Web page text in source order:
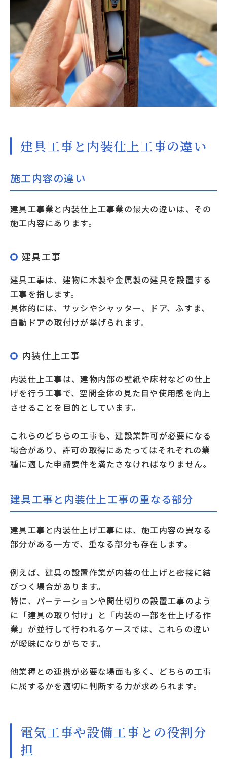
建具工事と内装仕上工事の違い
施工内容の違い
建具工事業と内装仕上工事業の最大の違いは、その
施工内容にあります。
建具工事
建具工事は、建物に木製や金属製の建具を設置する
工事を指します。
具体的には、サッシやシャッター、ドア、ふすま、
自動ドアの取付けが挙げられます。
内装仕上工事
内装仕上工事は、建物内部の壁紙や床材などの仕上
げを行う工事で、空間全体の見た目や使用感を向上
させることを目的としています。
これらのどちらの工事も、建設業許可が必要になる
場合があり、許可の取得にあたってはそれぞれの業
種に適した申請要件を満たさなければなりません。
建具工事と内装仕上工事の重なる部分
建具工事と内装仕上げ工事には、施工内容の異なる
部分がある一方で、重なる部分も存在します。
例えば、建具の設置作業が内装の仕上げと密接に結
びつく場合があります。
特に、パーテーションや間仕切りの設置工事のよう
に「建具の取り付け」と「内装の一部を仕上げる作
業」が並行して行われるケースでは、これらの違い
が曖昧になりがちです。
他業種との連携が必要な場面も多く、どちらの工事
に属するかを適切に判断する力が求められます。
電気工事や設備工事との役割分
担